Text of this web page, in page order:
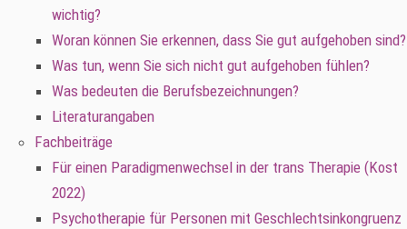
wichtig?
Woran können Sie erkennen, dass Sie gut aufgehoben sind?
Was tun, wenn Sie sich nicht gut aufgehoben fühlen?
Was bedeuten die Berufsbezeichnungen?
Literaturangaben
Fachbeiträge
Für einen Paradigmenwechsel in der trans Therapie (Kost
2022)
Psychotherapie für Personen mit Geschlechtsinkongruenz